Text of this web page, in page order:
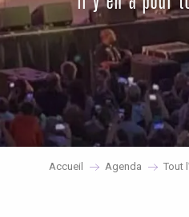
Accueil Agenda Tout